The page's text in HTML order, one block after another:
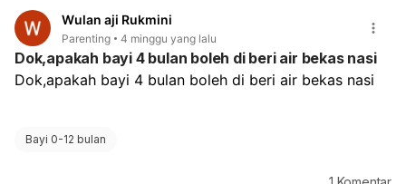
Wulan aji Rukmini
Parenting 4 minggu yang lalu
Dok,apakah bayi 4 bulan boleh di beri air bekas nasi
Dok,apakah bayi 4 bulan boleh di beri air bekas nasi
Bayi 0-12 bulan